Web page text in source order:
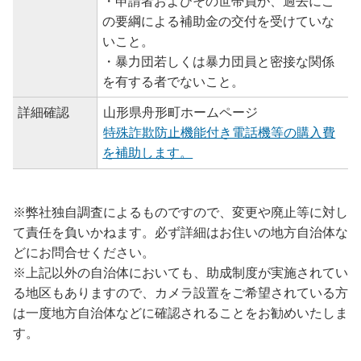
の要綱による補助金の交付を受けていな
いこと。
・暴力団若しくは暴力団員と密接な関係
を有する者でないこと。
詳細確認
山形県舟形町ホームページ
特殊詐欺防止機能付き電話機等の購入費
を補助します。
※弊社独自調査によるものですので、変更や廃止等に対し
て責任を負いかねます。必ず詳細はお住いの地方自治体な
どにお問合せください。
※上記以外の自治体においても、助成制度が実施されてい
る地区もありますので、カメラ設置をご希望されている方
は一度地方自治体などに確認されることをお勧めいたしま
す。